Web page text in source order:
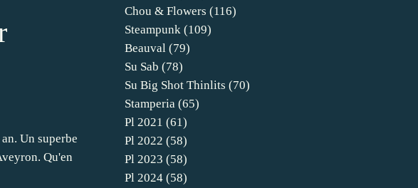
Un superbe
Qu'en
Chou & Flowers (116)
Steampunk (109)
Beauval (79)
Su Sab (78)
Su Big Shot Thinlits (70)
Stamperia (65)
Pl 2021 (61)
Pl 2022 (58)
Pl 2023 (58)
Pl 2024 (58)